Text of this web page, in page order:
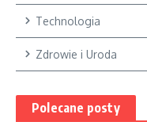
Technologia
Zdrowie i Uroda
Polecane posty